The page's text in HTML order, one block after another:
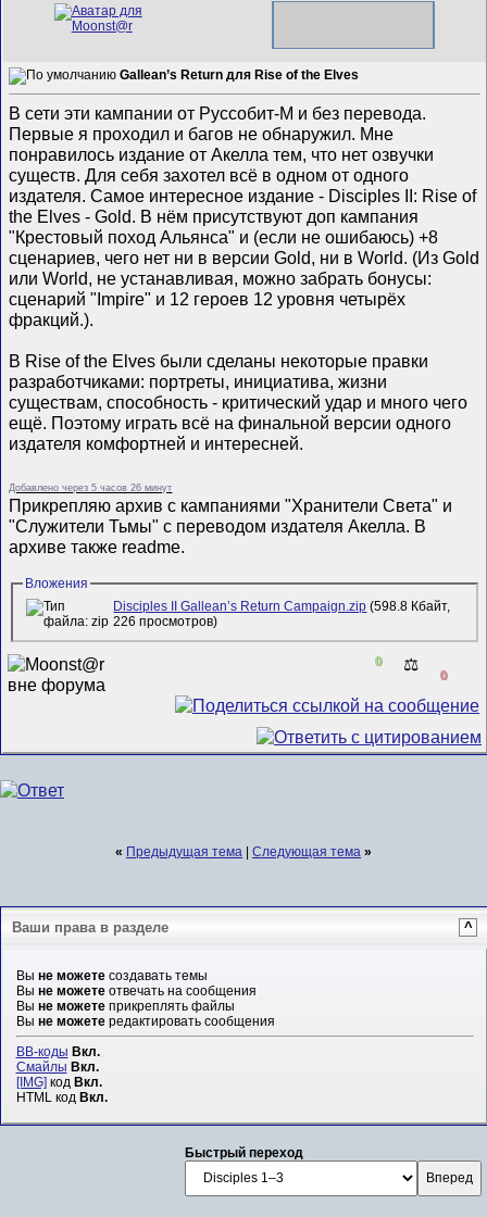
Gallean’s Return для Rise of the Elves
В сети эти кампании от Руссобит-М и без перевода.
Первые я проходил и багов не обнаружил. Мне
понравилось издание от Акелла тем, что нет озвучки
существ. Для себя захотел всё в одном от одного
издателя. Самое интересное издание - Disciples II: Rise of
the Elves - Gold. В нём присутствуют доп кампания
"Крестовый поход Альянса" и (если не ошибаюсь) +8
сценариев, чего нет ни в версии Gold, ни в World. (Из Gold
или World, не устанавливая, можно забрать бонусы:
сценарий "Impire" и 12 героев 12 уровня четырёх
фракций.).
В Rise of the Elves были сделаны некоторые правки
разработчиками: портреты, инициатива, жизни
существам, способность - критический удар и много чего
ещё. Поэтому играть всё на финальной версии одного
издателя комфортней и интересней.
Добавлено через 5 часов 26 минут
Прикрепляю архив с кампаниями "Хранители Света" и
"Служители Тьмы" с переводом издателя Акелла. В
архиве также readme.
Вложения
Disciples II Gallean’s Return Campaign.zip (598.8 Кбайт,
226 просмотров)
0 ⚖️
0
« Предыдущая тема Следующая тема »
Ваши права в разделе ^
Вы не можетесоздавать темы
Вы не можетеотвечать на сообщения
Вы не можетеприкреплять файлы
Вы не можетередактировать сообщения
BB-коды Вкл.
Смайлы Вкл.
[IMG]код Вкл.
HTML код Вкл.
Быстрый переход